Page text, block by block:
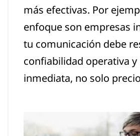
más efectivas. Por
enfoque son empresas
tu comunicación debe
confiabilidad operativa y
inmediata, no solo